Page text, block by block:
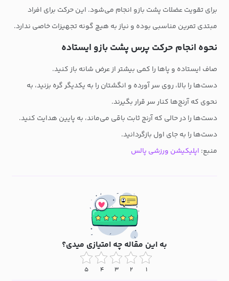
برای تقویت عضلات پشت بازو انجام می‌شود. این حرکت برای افراد
مبتدی تمرین مناسبی بوده و نیاز به هیچ گونه تجهیزات خاصی ندارد.
نحوه انجام حرکت پرس پشت بازو ایستاده
صاف ایستاده و پاها را کمی بیشتر از عرض شانه باز کنید.
دست‌ها را بالا، روی سر آورده و انگشتان را به یکدیگر گره بزنید، به
نحوی که آرنج‌ها کنار سر قرار بگیرند.
دست‌ها را در حالی که آرنج ثابت باقی می‌ماند، به پایین هدایت کنید.
دست‌ها را به جای اول بازگردانید.
منبع: اپلیکیشن ورزشی پالس
به این مقاله چه امتیازی میدی؟
۱ ۲ ۳ ۴ ۵